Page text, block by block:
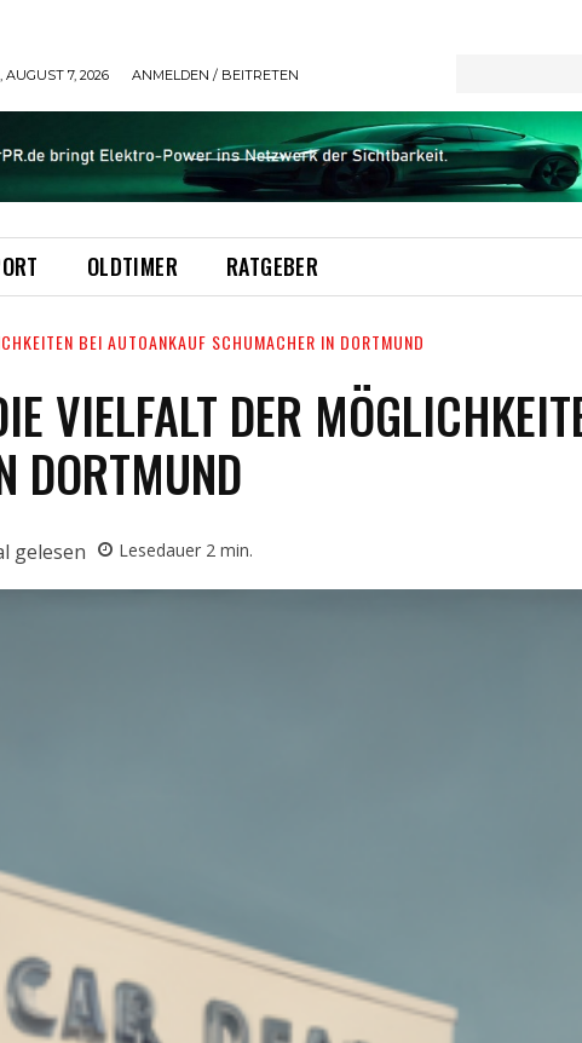
AUGUST 7, 2026 ANMELDEN / BEITRETEN
OLDTIMER RATGEBER
BEI AUTOANKAUF SCHUMACHER IN DORTMUND
VIELFALT DER
DORTMUND
gelesen Lesedauer 2 min.